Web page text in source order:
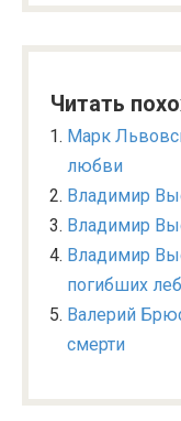
Читать
Марк
любви
Владимир
Владимир
Владимир
погибших
Валерий
смерти